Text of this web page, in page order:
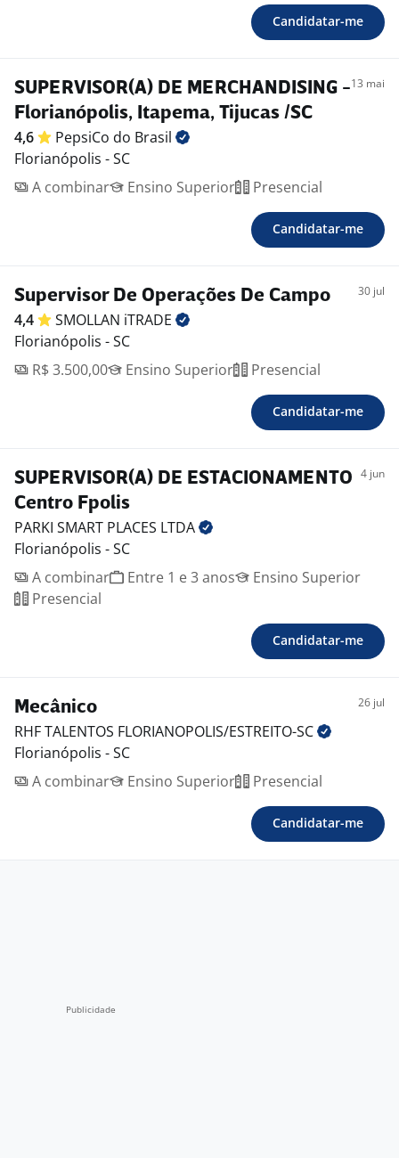
Candidatar-me
SUPERVISOR(A) DE MERCHANDISING -
Florianópolis, Itapema, Tijucas /SC
13 mai
4,6 PepsiCo do Brasil
Florianópolis - SC
A combinar
Ensino Superior Presencial
Candidatar-me
Supervisor De Operações De Campo 30 jul
4,4 SMOLLAN iTRADE
Florianópolis - SC
R$ 3.500,00
Ensino Superior Presencial
Candidatar-me
SUPERVISOR(A) DE ESTACIONAMENTO
Centro Fpolis
4 jun
PARKI SMART PLACES LTDA
Florianópolis - SC
A combinar
Entre 1 e 3 anos
Ensino Superior
Presencial
Candidatar-me
Mecânico 26 jul
RHF TALENTOS FLORIANOPOLIS/ESTREITO-SC
Florianópolis - SC
A combinar
Ensino Superior Presencial
Candidatar-me